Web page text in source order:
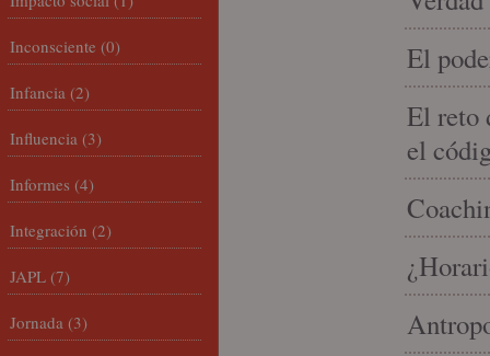
El
El reto
el
Inconsciente (0)
Infancia (2)
Influencia (3)
Informes (4)
Integración (2)
JAPL (7)
Jornada (3)